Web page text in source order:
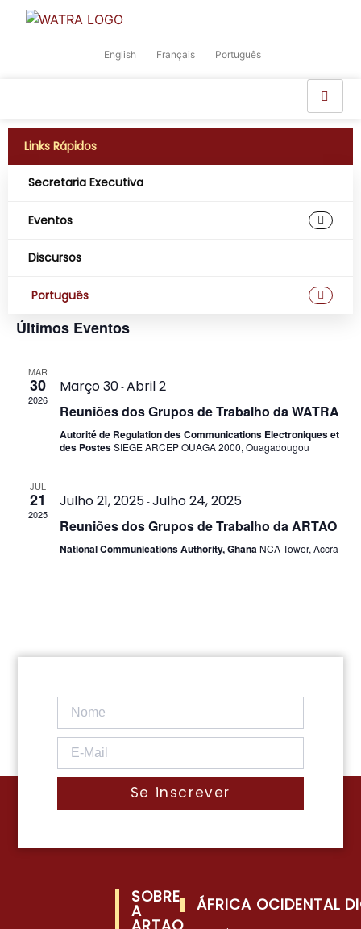
English Français Português
Links Rápidos
Secretaria Executiva
Eventos
Discursos
Português
de
Pesquisar
Lista
Próximos
a
data.
Últimos Eventos
MAR
30
2026
Março 30-Abril 2
Reuniões dos Grupos de Trabalho da WATRA
Autorité de Regulation des Communications Electroniques et
des PostesSIEGE ARCEP OUAGA 2000, Ouagadougou
JUL
21
2025
Julho 21, 2025-Julho 24, 2025
Reuniões dos Grupos de Trabalho da ARTAO
National Communications Authority, Ghana NCA Tower, Accra
Se inscrever
SOBRE
A ÁFRICA OCIDENTAL